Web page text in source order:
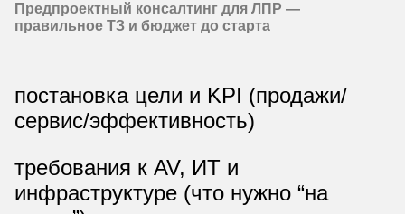
Предпроектный консалтинг для ЛПР —
правильное ТЗ и бюджет до старта
постановка цели и KPI (продажи/
сервис/эффективность)
требования к AV, ИТ и
инфраструктуре (что нужно “на